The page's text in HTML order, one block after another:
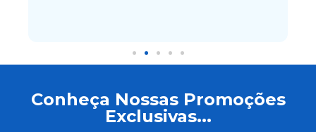
Conheça Nossas Promoções
Exclusivas...